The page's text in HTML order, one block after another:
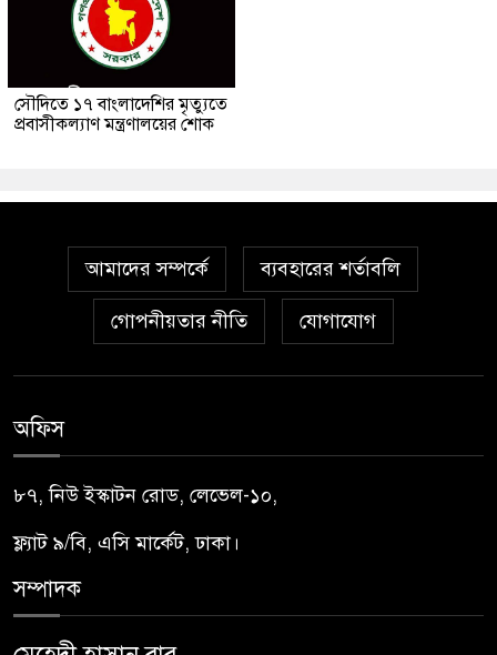
সৌ‌দিতে ১৭ বাংলাদেশির মৃত্যুতে
প্রবাসীকল্যাণ মন্ত্রণালয়ের শোক
আমাদের সম্পর্কে ব্যবহারের শর্তাবলি
গোপনীয়তার নীতি যোগাযোগ
অফিস
৮৭, নিউ ইস্কাটন রোড, লেভেল-১০,
ফ্ল্যাট ৯/বি, এসি মার্কেট, ঢাকা।
সম্পাদক